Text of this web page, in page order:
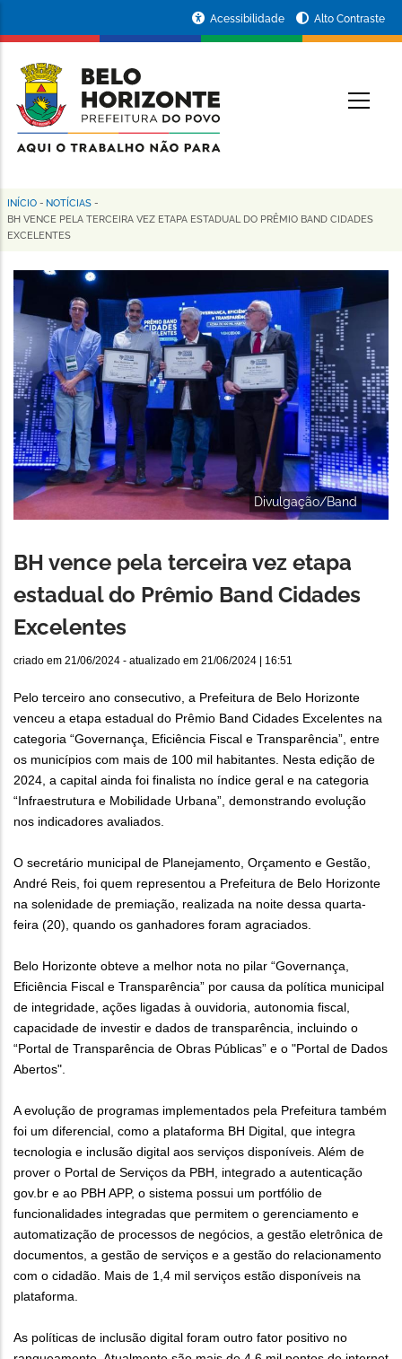
conteúdo
principal
da
Prefeitura
de
Horizonte
Acessibilidade Alto Contraste
Trilha
de
navegação
INÍCIO - NOTÍCIAS -
BH VENCE PELA TERCEIRA VEZ ETAPA ESTADUAL DO PRÊMIO BAND CIDADES
EXCELENTES
Divulgação/Band
BH vence pela terceira vez etapa
estadual do Prêmio Band Cidades
Excelentes
criado em 21/06/2024 - atualizado em 21/06/2024 | 16:51
Pelo terceiro ano consecutivo, a Prefeitura de Belo Horizonte
venceu a etapa estadual do Prêmio Band Cidades Excelentes na
categoria “Governança, Eficiência Fiscal e Transparência”, entre
os municípios com mais de 100 mil habitantes. Nesta edição de
2024, a capital ainda foi finalista no índice geral e na categoria
“Infraestrutura e Mobilidade Urbana”, demonstrando evolução
nos indicadores avaliados.
O secretário municipal de Planejamento, Orçamento e Gestão,
André Reis, foi quem representou a Prefeitura de Belo Horizonte
na solenidade de premiação, realizada na noite dessa quarta-
feira (20), quando os ganhadores foram agraciados.
Belo Horizonte obteve a melhor nota no pilar “Governança,
Eficiência Fiscal e Transparência” por causa da política municipal
de integridade, ações ligadas à ouvidoria, autonomia fiscal,
capacidade de investir e dados de transparência, incluindo o
“Portal de Transparência de Obras Públicas” e o "Portal de Dados
Abertos".
A evolução de programas implementados pela Prefeitura também
foi um diferencial, como a plataforma BH Digital, que integra
tecnologia e inclusão digital aos serviços disponíveis. Além de
prover o Portal de Serviços da PBH, integrado a autenticação
gov.br e ao PBH APP, o sistema possui um portfólio de
funcionalidades integradas que permitem o gerenciamento e
automatização de processos de negócios, a gestão eletrônica de
documentos, a gestão de serviços e a gestão do relacionamento
com o cidadão. Mais de 1,4 mil serviços estão disponíveis na
plataforma.
As políticas de inclusão digital foram outro fator positivo no